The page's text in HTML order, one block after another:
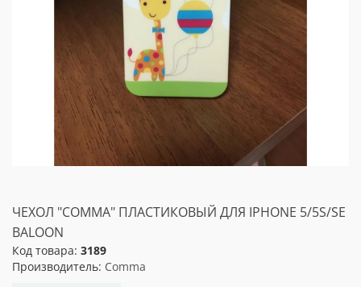
ЧЕХОЛ "COMMA" ПЛАСТИКОВЫЙ ДЛЯ IPHONE 5/5S/SE
BALOON
Код товара: 3189
Производитель: Comma